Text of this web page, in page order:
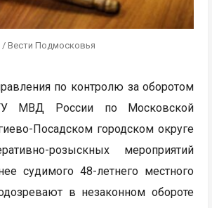
Вести Подмосковья
по контролю за оборотом
МВД России по Московской
Посадском городском округе
розыскных мероприятий
судимого 48-летнего местного
в незаконном обороте